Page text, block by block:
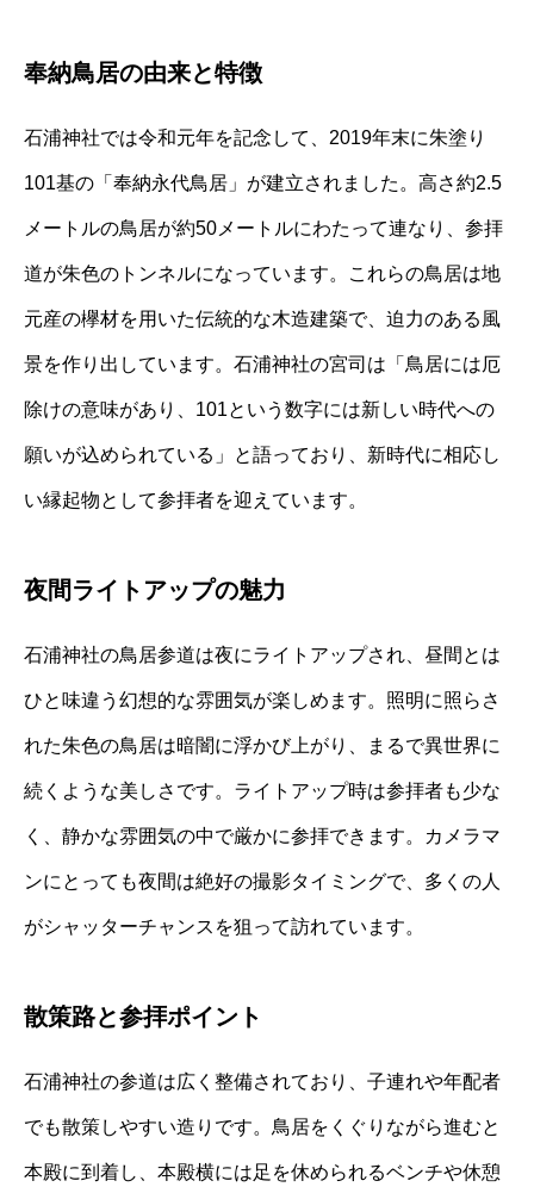
奉納鳥居の由来と特徴
石浦神社では令和元年を記念して、2019年末に朱塗り
101基の「奉納永代鳥居」が建立されました。高さ約2.5
メートルの鳥居が約50メートルにわたって連なり、参拝
道が朱色のトンネルになっています。これらの鳥居は地
元産の欅材を用いた伝統的な木造建築で、迫力のある風
景を作り出しています。石浦神社の宮司は「鳥居には厄
除けの意味があり、101という数字には新しい時代への
願いが込められている」と語っており、新時代に相応し
い縁起物として参拝者を迎えています。
夜間ライトアップの魅力
石浦神社の鳥居参道は夜にライトアップされ、昼間とは
ひと味違う幻想的な雰囲気が楽しめます。照明に照らさ
れた朱色の鳥居は暗闇に浮かび上がり、まるで異世界に
続くような美しさです。ライトアップ時は参拝者も少な
く、静かな雰囲気の中で厳かに参拝できます。カメラマ
ンにとっても夜間は絶好の撮影タイミングで、多くの人
がシャッターチャンスを狙って訪れています。
散策路と参拝ポイント
石浦神社の参道は広く整備されており、子連れや年配者
でも散策しやすい造りです。鳥居をくぐりながら進むと
本殿に到着し、本殿横には足を休められるベンチや休憩